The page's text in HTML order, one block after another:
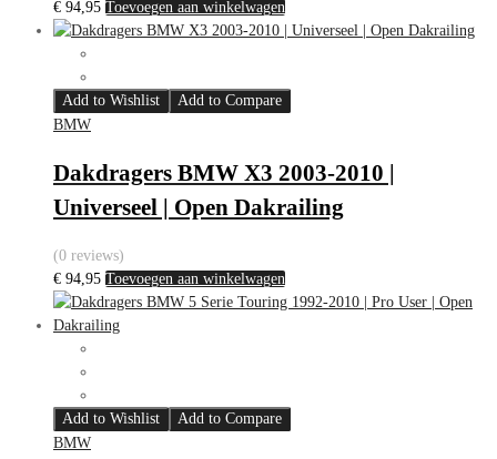
€ 94,95 Toevoegen aan winkelwagen
Add to Wishlist
Add to Compare
BMW
Dakdragers BMW X3 2003-2010 |
Universeel | Open Dakrailing
(0 reviews)
€ 94,95 Toevoegen aan winkelwagen
Add to Wishlist
Add to Compare
BMW